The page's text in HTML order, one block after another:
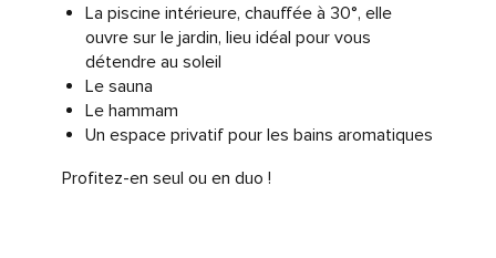
La piscine intérieure, chauffée à 30°, elle
ouvre sur le jardin, lieu idéal pour vous
détendre au soleil
Le sauna
Le hammam
Un espace privatif pour les bains aromatiques
Profitez-en seul ou en duo !